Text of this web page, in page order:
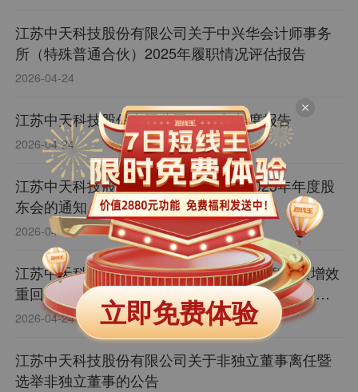
江苏中天科技股份有限公司关于中兴华会计师事务
所（特殊普通合伙）2025年履职情况评估报告
2026-04-24
江苏中天科技股份有限公司2025年年度报告
2026-04-24
江苏中天科技股份有限公司关于召开2025年年度股
东会的通知
2026-04-24
江苏中天科技股份有限公司关于2025年度“提质增效
重回报”行动方案评估报告暨2026年度“提质增效重
回报”行动方案的公告
2026-04-24
江苏中天科技股份有限公司关于非独立董事离任暨
选举非独立董事的公告
立即免费体验